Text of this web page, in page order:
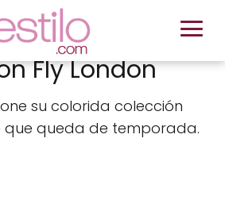
Fly London
su colorida colección
que queda de temporada.